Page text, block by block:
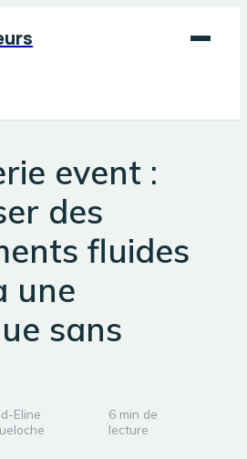
event :
des
fluides
une
sans
Eline
·6 min de
lecture